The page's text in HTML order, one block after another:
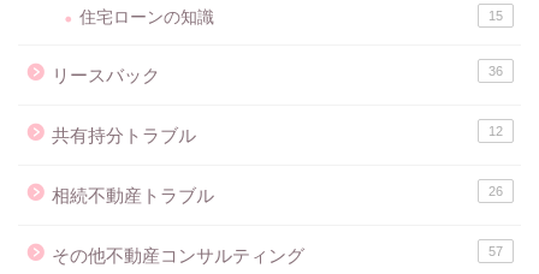
住宅ローンの知識 15
リースバック 36
共有持分トラブル 12
相続不動産トラブル 26
その他不動産コンサルティング 57